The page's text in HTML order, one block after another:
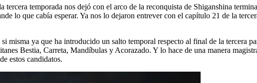
tercera temporada nos dejó con el arco de la reconquista de Shiganshina
lo que cabía esperar. Ya nos lo dejaron entrever con el capítulo 21 de la
misma ya que ha introducido un salto temporal respecto al final de la tercera
Bestia, Carreta, Mandíbulas y Acorazado. Y lo hace de una manera
estos candidatos.